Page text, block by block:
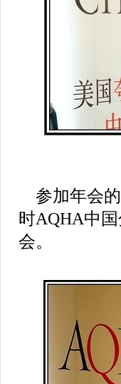
参加年会的
时AQHA中
会。